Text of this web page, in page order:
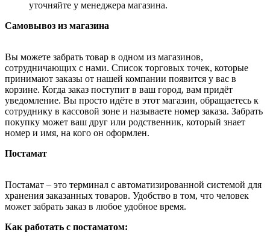
уточняйте у менеджера магазина.
Самовывоз из магазина
Вы можете забрать товар в одном из магазинов,
сотрудничающих с нами. Список торговых точек, которые
принимают заказы от нашей компании появится у вас в
корзине. Когда заказ поступит в ваш город, вам придёт
уведомление. Вы просто идёте в этот магазин, обращаетесь к
сотруднику в кассовой зоне и называете номер заказа. Забрать
покупку может ваш друг или родственник, который знает
номер и имя, на кого он оформлен.
Постамат
Постамат – это терминал с автоматизированной системой для
хранения заказанных товаров. Удобство в том, что человек
может забрать заказ в любое удобное время.
Как работать с постаматом: